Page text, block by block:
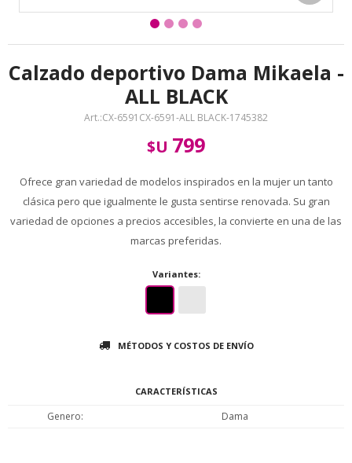
Calzado deportivo Dama Mikaela -
ALL BLACK
CX-6591CX-6591-ALL BLACK-1745382
$U 799
Ofrece gran variedad de modelos inspirados en la mujer un tanto
clásica pero que igualmente le gusta sentirse renovada. Su gran
variedad de opciones a precios accesibles, la convierte en una de las
marcas preferidas.
Variantes:
MÉTODOS Y COSTOS DE ENVÍO
CARACTERÍSTICAS
Genero Dama